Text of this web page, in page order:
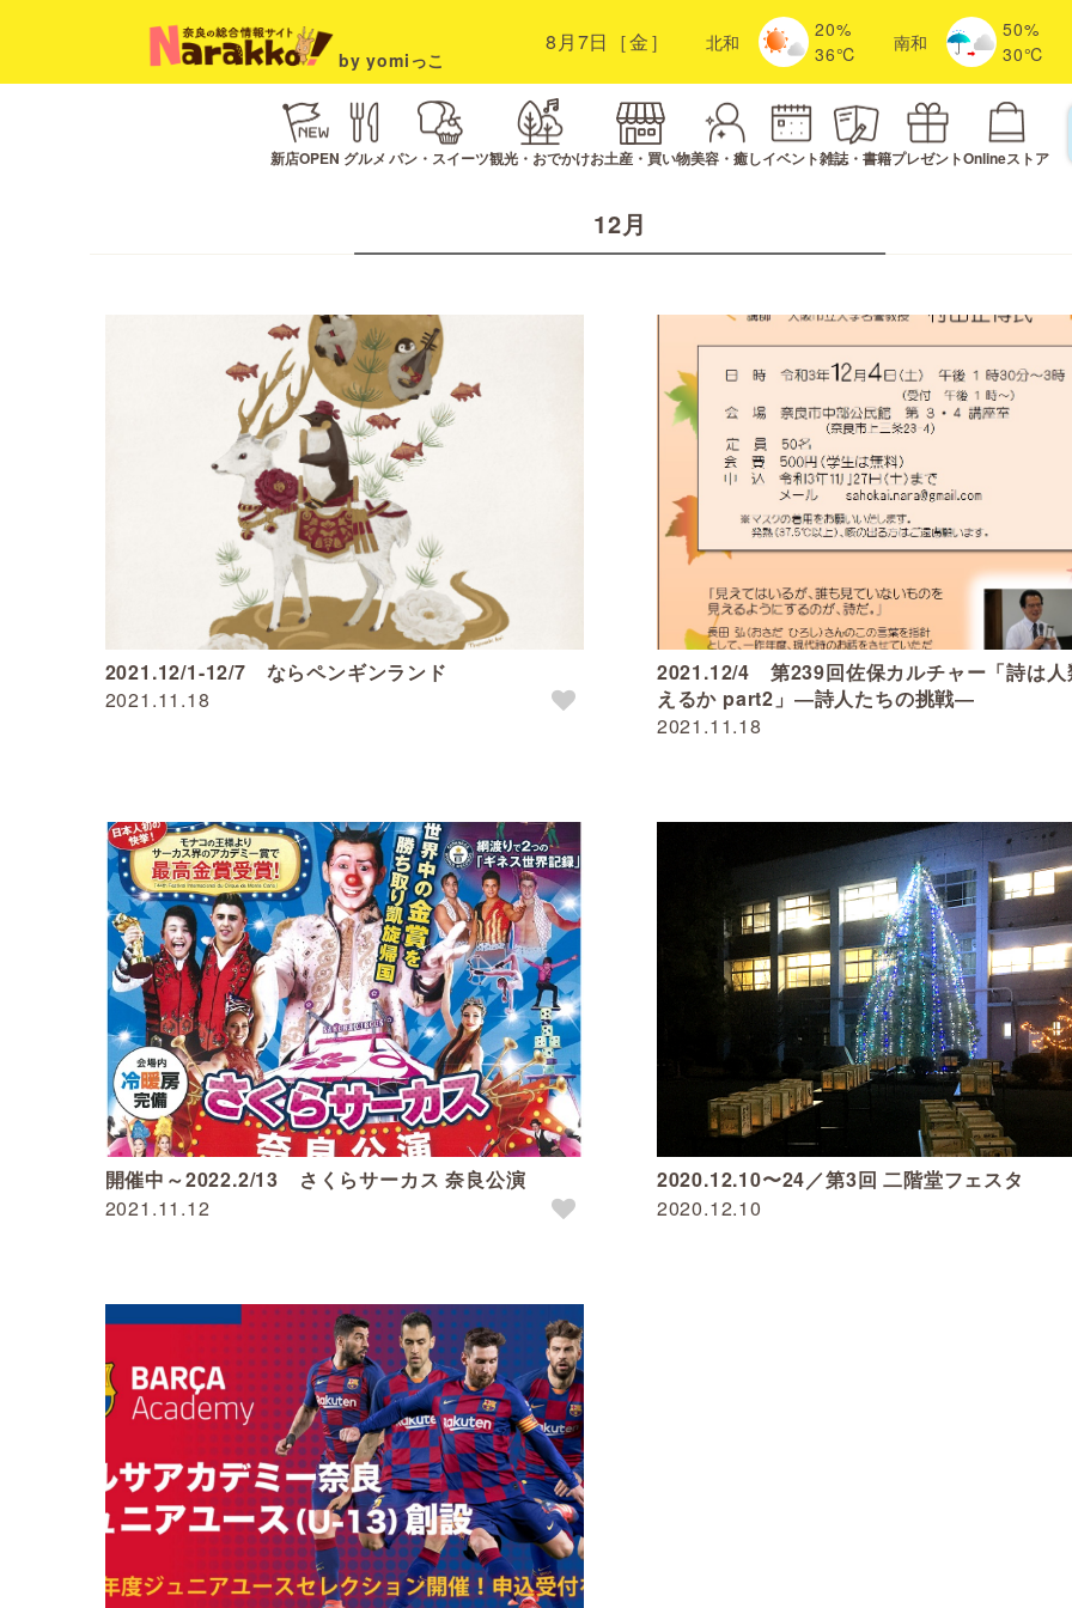
by yomiっこ
8月7日［金］ 北和
20%
36℃
南和
50%
30℃
新店OPEN グルメ パン・スイーツ観光・おでかけお土産・買い物美容・癒しイベント雑誌・書籍プレゼントOnlineストア
12月
2021.11.18
2021.12/1-12/7 ならペンギンランド
2021.11.18
2021.12/4 第239回佐保カルチャー「詩は人
えるか part2」―詩人たちの挑戦―
2021.11.12
開催中～2022.2/13 さくらサーカス 奈良公演
2020.12.10
2020.12.10〜24／第3回 二階堂フェスタ